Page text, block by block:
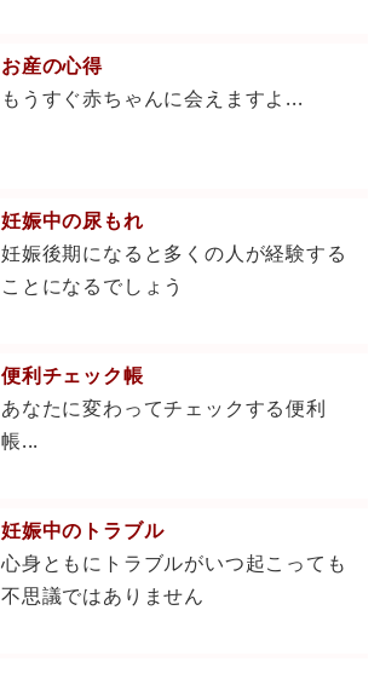
お産の心得
もうすぐ赤ちゃんに会えますよ...
妊娠中の尿もれ
妊娠後期になると多くの人が経験する
ことになるでしょう
便利チェック帳
あなたに変わってチェックする便利
帳...
妊娠中のトラブル
心身ともにトラブルがいつ起こっても
不思議ではありません